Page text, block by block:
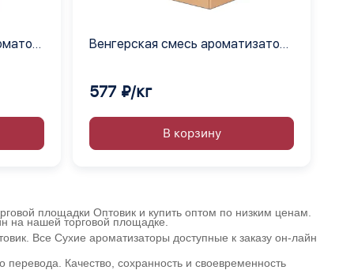
Венгерская смесь ароматизатор
577 ₽/кг
В корзину
площадки Оптовик и купить оптом по низким ценам.
на нашей торговой площадке.
Все Сухие ароматизаторы доступные к заказу он-лайн
Качество, сохранность и своевременность